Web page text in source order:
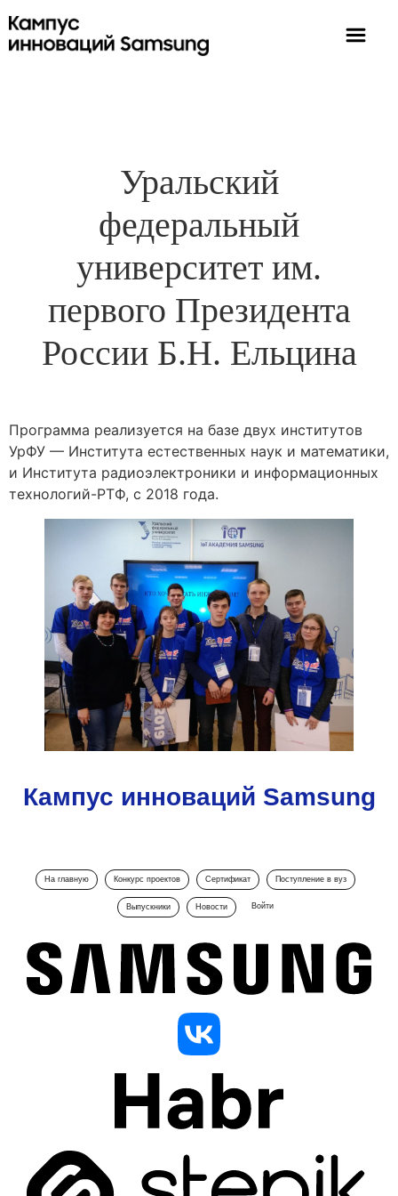
Уральский
федеральный
университет им.
первого Президента
России Б.Н. Ельцина
Программа реализуется на базе двух институтов
УрФУ — Института естественных наук и математики,
и Института радиоэлектроники и информационных
технологий-РТФ, с 2018 года.
Кампус инноваций Samsung
На главную Конкурс проектов Сертификат Поступление в вуз
Выпускники Новости Войти